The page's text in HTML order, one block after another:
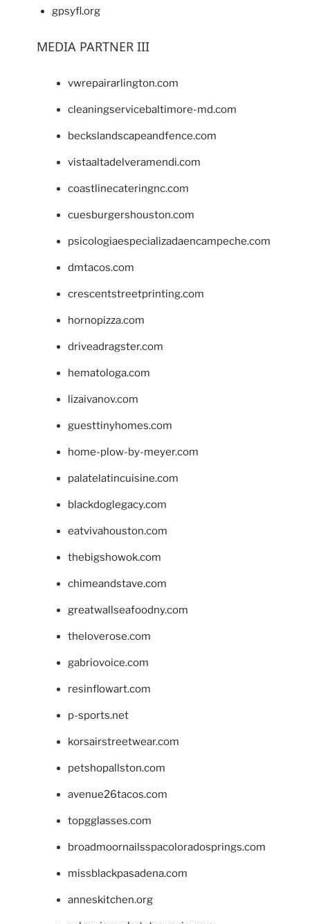
gpsyfl.org
MEDIA PARTNER III
vwrepairarlington.com
cleaningservicebaltimore-md.com
beckslandscapeandfence.com
vistaaltadelveramendi.com
coastlinecateringnc.com
cuesburgershouston.com
psicologiaespecializadaencampeche.com
dmtacos.com
crescentstreetprinting.com
hornopizza.com
driveadragster.com
hematologa.com
lizaivanov.com
guesttinyhomes.com
home-plow-by-meyer.com
palatelatincuisine.com
blackdoglegacy.com
eatvivahouston.com
thebigshowok.com
chimeandstave.com
greatwallseafoodny.com
theloverose.com
gabriovoice.com
resinflowart.com
p-sports.net
korsairstreetwear.com
petshopallston.com
avenue26tacos.com
topgglasses.com
broadmoornailsspacoloradosprings.com
missblackpasadena.com
anneskitchen.org